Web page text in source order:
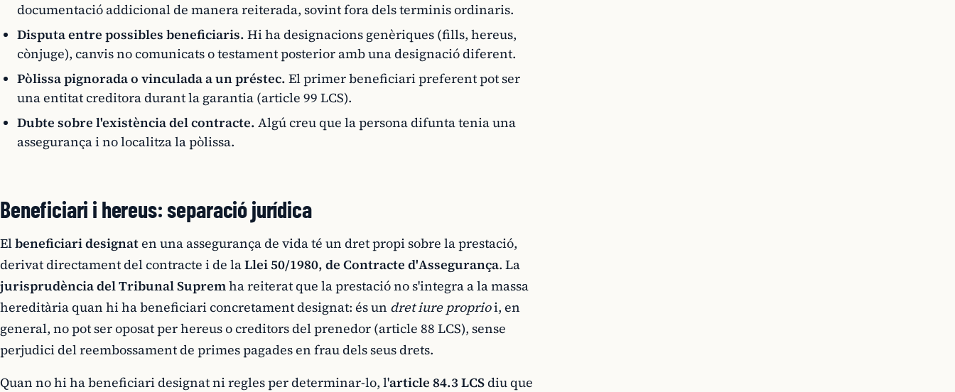
documentació addicional de manera reiterada, sovint fora dels terminis ordinaris.
Disputa entre possibles beneficiaris. Hi ha designacions genèriques (fills, hereus,
cònjuge), canvis no comunicats o testament posterior amb una designació diferent.
Pòlissa pignorada o vinculada a un préstec. El primer beneficiari preferent pot ser
una entitat creditora durant la garantia (article 99 LCS).
Dubte sobre l'existència del contracte. Algú creu que la persona difunta tenia una
assegurança i no localitza la pòlissa.
Beneficiari i hereus: separació jurídica
Elbeneficiari designaten una assegurança de vida té un dret propi sobre la prestació,
derivat directament del contracte i de laLlei 50/1980, de Contracte d'Assegurança. La
jurisprudència del Tribunal Supremha reiterat que la prestació no s'integra a la massa
hereditària quan hi ha beneficiari concretament designat: és un dret iure proprioi, en
general, no pot ser oposat per hereus o creditors del prenedor (article 88 LCS), sense
perjudici del reembossament de primes pagades en frau dels seus drets.
Quan no hi ha beneficiari designat ni regles per determinar-lo, l'article 84.3 LCSdiu que